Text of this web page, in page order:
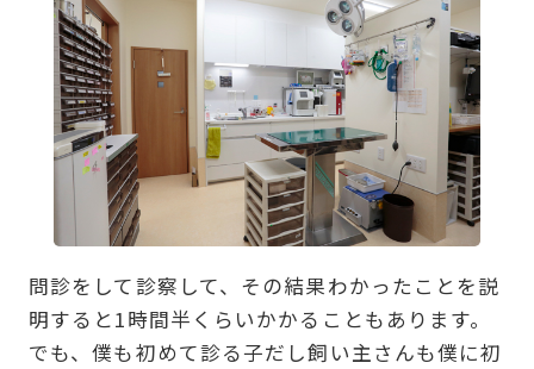
問診をして診察して、その結果わかったことを説
明すると1時間半くらいかかることもあります。
でも、僕も初めて診る子だし飼い主さんも僕に初